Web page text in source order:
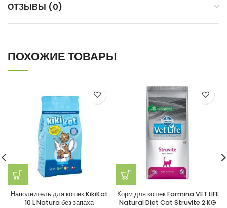
ОТЗЫВЫ (0)
ПОХОЖИЕ ТОВАРЫ
Наполнитель для кошек KikiKat
10 L Natura без запаха
Корм для кошек Farmina VET LIFE
Natural Diet Cat Struvite 2 KG